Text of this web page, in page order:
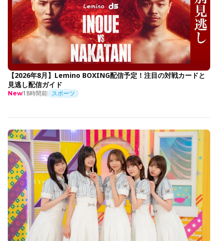
【2026年8月】Lemino BOXING配信予定！注目の対戦カードと
見逃し配信ガイド
New18時間前 スポーツ